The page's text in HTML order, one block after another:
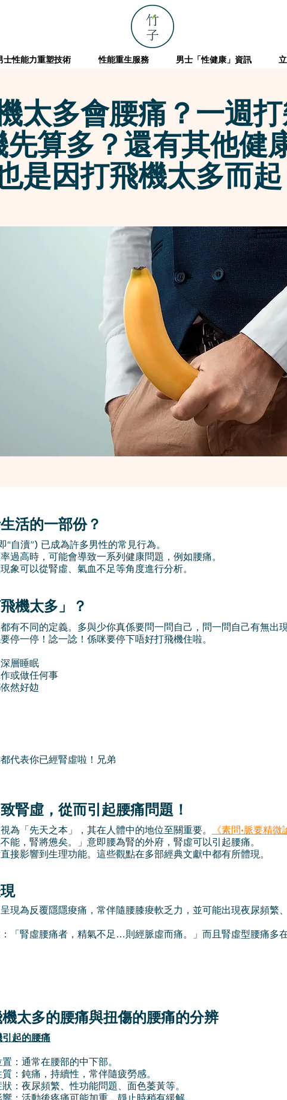
士性能力重塑技術 性能重生服務 男士「性健康」資訊
太多會腰痛？一週
先算多？還有其他健
是因打飛機太多而起
活的一部份？
自瀆”) 已成為許多男性的常見行為。
過高時，可能會導致一系列健康問題，例如腰痛。
象可以從腎虛、氣血不足等角度進行分析。
機太多」？
都有不同的定義。多與少你真係要問一問自己，問一問自己有無出
停一停！諗一諗！係咪要停下唔好打飛機住啦。
層睡眠
或做任何事
然好攰
代表你已經腎虛啦！兄弟
腎虛，從而引起腰痛問題！
為「先天之本」，其在人體中的地位至關重要。 《素問•脈要精微
能，腎將憊矣。」意即腰為腎的外府，腎虛可以引起腰痛。
接影響到生理功能。這些觀點在多部經典文獻中都有所體現。
現為反覆隱隱痠痛，常伴隨腰膝痠軟乏力，並可能出現夜尿頻繁
「腎虛腰痛者，精氣不足…則經脈虛而痛。」而且腎虛型腰痛多
引起的腰痛
：通常在腰部的中下部。
：鈍痛，持續性，常伴隨疲勞感。
：夜尿頻繁、性功能問題、面色萎黃等。
太多的腰痛與扭傷的腰痛的分辨